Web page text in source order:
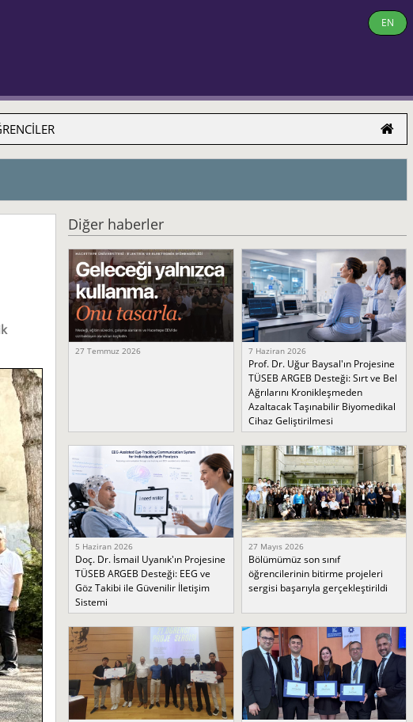
EN
Diğer haberler
27 Temmuz 2026 7 Haziran 2026
Prof. Dr. Uğur Baysal'ın Projesine
TÜSEB ARGEB Desteği: Sırt ve Bel
Ağrılarını Kronikleşmeden
Azaltacak Taşınabilir Biyomedikal
Cihaz Geliştirilmesi
5 Haziran 2026
Doç. Dr. İsmail Uyanık'ın Projesine
TÜSEB ARGEB Desteği: EEG ve
Göz Takibi ile Güvenilir İletişim
Sistemi
27 Mayıs 2026
Bölümümüz son sınıf
öğrencilerinin bitirme projeleri
sergisi başarıyla gerçekleştirildi